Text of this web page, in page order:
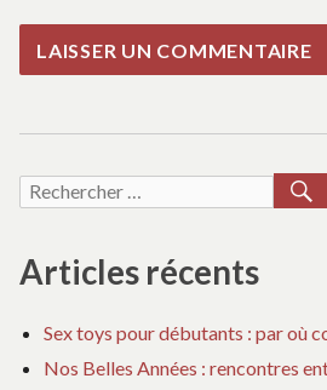
Recherche
Articles récents
Sex toys pour débutants : par où
Nos Belles Années : rencontres